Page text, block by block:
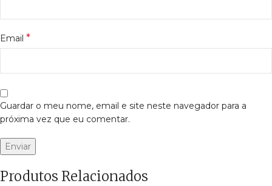
Email *
Guardar o meu nome, email e site neste navegador para a
próxima vez que eu comentar.
Produtos Relacionados